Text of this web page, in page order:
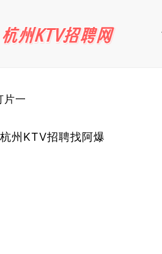
杭州KTV招聘找阿爆